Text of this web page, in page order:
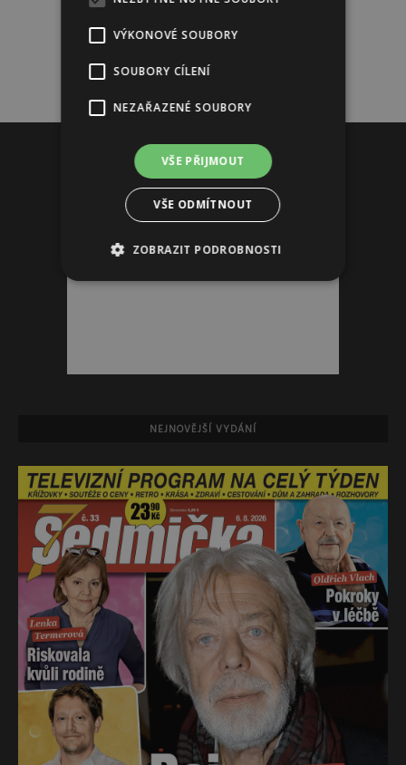
NEJNOVĚJŠÍ VYDÁNÍ
VÝKONOVÉ SOUBORY
SOUBORY CÍLENÍ
NEZAŘAZENÉ SOUBORY
VŠE PŘIJMOUT
VŠE ODMÍTNOUT
ZOBRAZIT PODROBNOSTI